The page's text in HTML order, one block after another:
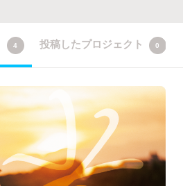
4 投稿したプロジェクト 0